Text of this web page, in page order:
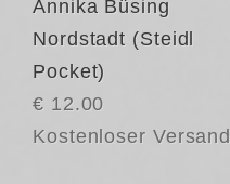
Annika Büsing
Nordstadt (Steidl
Pocket)
€ 12.00
Kostenloser Versand